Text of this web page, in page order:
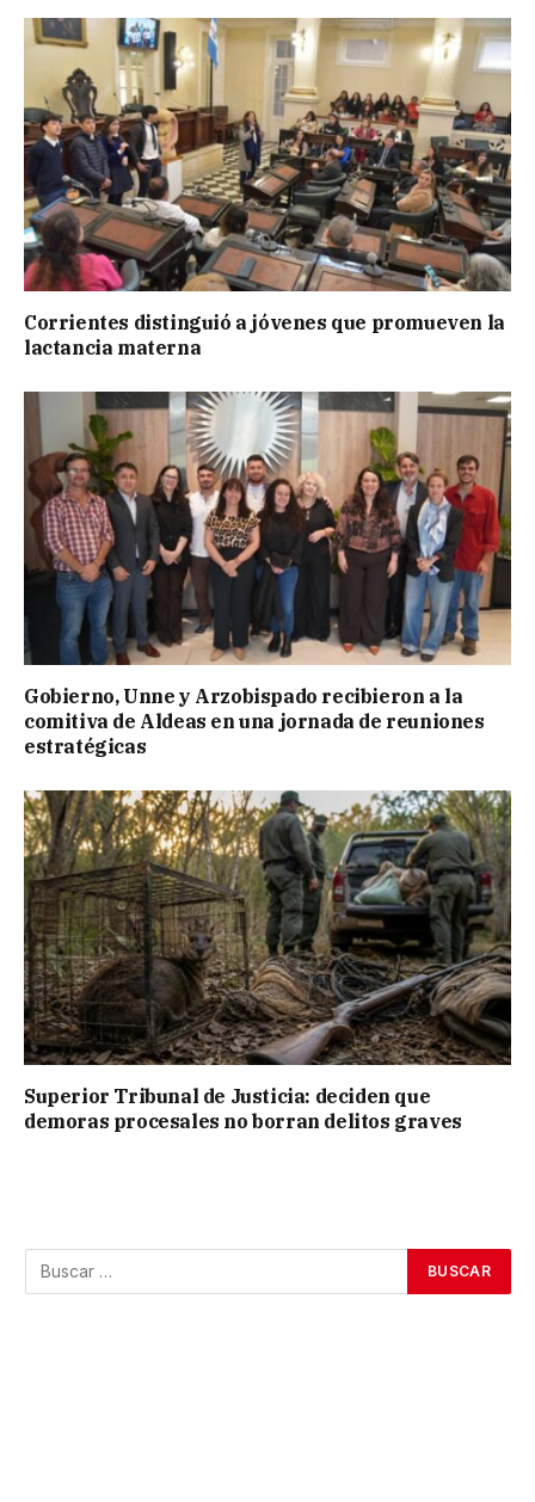
Corrientes distinguió a jóvenes que promueven la
lactancia materna
Gobierno, Unne y Arzobispado recibieron a la
comitiva de Aldeas en una jornada de reuniones
estratégicas
Superior Tribunal de Justicia: deciden que
demoras procesales no borran delitos graves